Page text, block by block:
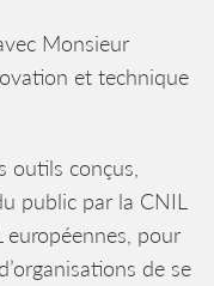
Monsieur
et technique
outils conçus,
public par la CNIL
pour
de se